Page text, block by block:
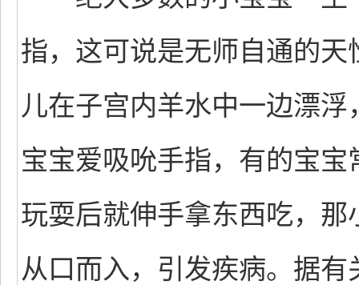
指，这可说是无师自通的
儿在子宫内羊水中一边漂
宝宝爱吸吮手指，有的宝
玩耍后就伸手拿东西吃，
从口而入，引发疾病。据